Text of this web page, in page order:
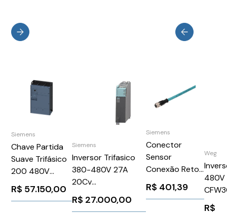
Siemens
Chave Partida
Suave Trifásico
200 480V
840A 110 220V
3RW55546HA14
R$ 57.150,00
Siemens
Inversor Trifasico
380-480V 27A
20Cv
6SL31307TE216AA4
Siemens 355882
R$ 27.000,00
Siemens
Conector
Sensor
Conexão Reto
M12 Sem
Sinalizacao 5P
R$ 401,39
Weg
480V
WEG
R$